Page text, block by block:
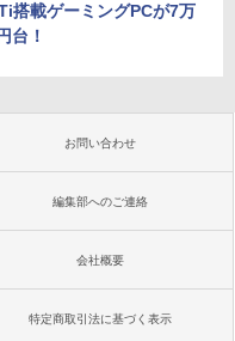
搭載ゲーミングPCが7万
台！
お問い合わせ
編集部へのご連絡
会社概要
特定商取引法に基づく表示